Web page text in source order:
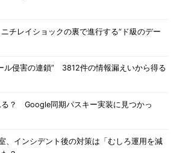
チレイショックの裏で進行する“ド級のデー
ル侵害の連鎖” 3812件の情報漏えいから得る
？ Google同期パスキー実装に見つかっ
、インシデント後の対策は「むしろ運用を減